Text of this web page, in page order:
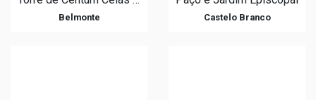
Belmonte Castelo Branco